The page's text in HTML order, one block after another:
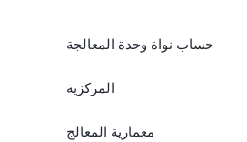
حساب نواة وحدة المعالجة
المركزية
معمارية المعالج